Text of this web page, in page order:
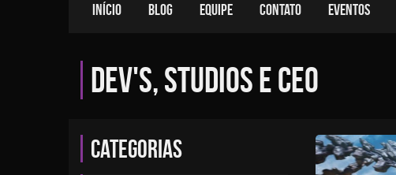
INÍCIO BLOG EQUIPE CONTATO EVENTOS
Dev's, studios e CEO
Categorias